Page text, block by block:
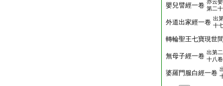
嬰兒譬經一卷 亦云
第二
外道出家經一卷 出
十
轉輪聖王七寶現世
無母子經一卷 出第二
十八卷
婆羅門服白經一卷